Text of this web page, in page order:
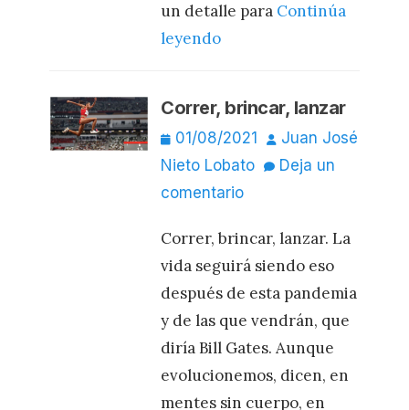
un detalle para Continúa
leyendo
Correr, brincar, lanzar
Publicado
el
01/08/2021 Autor
Juan José
Nieto Lobato
Deja un
comentario
Correr, brincar, lanzar. La
vida seguirá siendo eso
después de esta pandemia
y de las que vendrán, que
diría Bill Gates. Aunque
evolucionemos, dicen, en
mentes sin cuerpo, en